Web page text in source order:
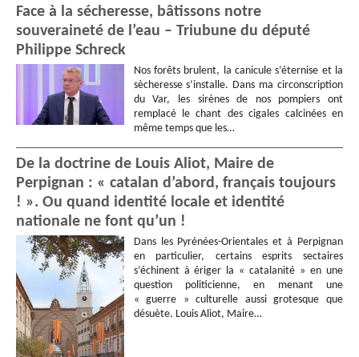
Face à la sécheresse, bâtissons notre
souveraineté de l’eau – Triubune du député
Philippe Schreck
Nos forêts brulent, la canicule s’éternise et la
sècheresse s’installe. Dans ma circonscription
du Var, les sirènes de nos pompiers ont
remplacé le chant des cigales calcinées en
même temps que les…
De la doctrine de Louis Aliot, Maire de
Perpignan : « catalan d’abord, français toujours
! ». Ou quand identité locale et identité
nationale ne font qu’un !
Dans les Pyrénées-Orientales et à Perpignan
en particulier, certains esprits sectaires
s’échinent à ériger la « catalanité » en une
question politicienne, en menant une
« guerre » culturelle aussi grotesque que
désuète. Louis Aliot, Maire…